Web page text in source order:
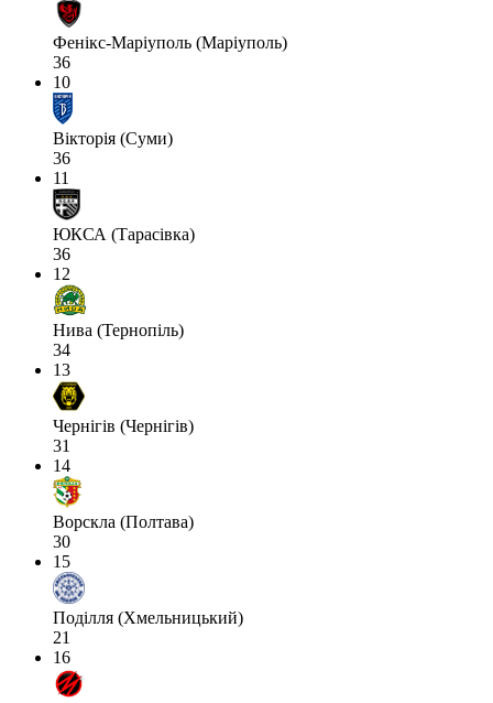
Фенікс-Маріуполь (Маріуполь)
36
10
Вікторія (Суми)
36
11
ЮКСА (Тарасівка)
36
12
Нива (Тернопіль)
34
13
Чернігів (Чернігів)
31
14
Ворскла (Полтава)
30
15
Поділля (Хмельницький)
21
16